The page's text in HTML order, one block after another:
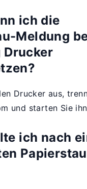
ich die
Meldung
Drucker
Drucker aus,
und starten Sie
ich nach
Papierstau